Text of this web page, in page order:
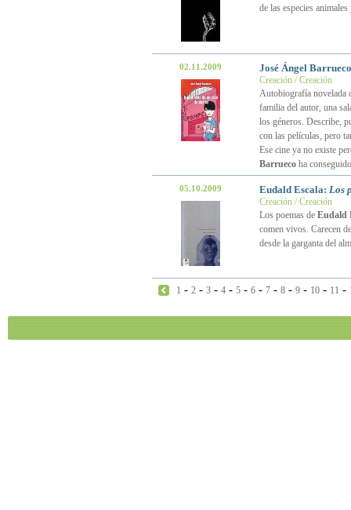
de las especies
02.11.2009 José Ángel
Creación / Creación
Autobiografía novelada
familia del autor, una
los géneros. Describe,
con las películas, pero
Ese cine ya no existe
Barruecoha
05.10.2009 Eudald Escala: Los
Creación / Creación
Los poemas de Eudald
comen vivos. Carecen
desde la garganta del
1 - 2 - 3 - 4 - 5 - 6 - 7 - 8 - 9 - 10 - 11 -